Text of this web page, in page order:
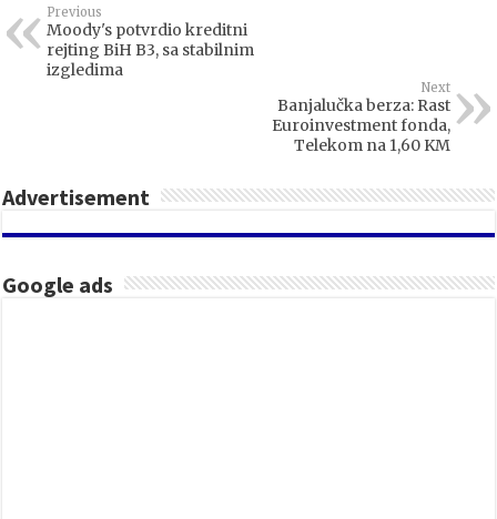
Previous
Moody's potvrdio kreditni
rejting BiH B3, sa stabilnim
izgledima
Next
Banjalučka berza: Rast
Euroinvestment fonda,
Telekom na 1,60 KM
Advertisement
Google ads